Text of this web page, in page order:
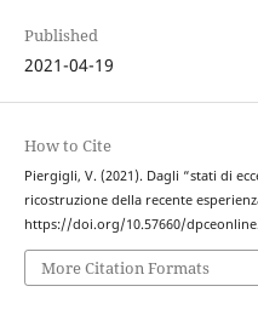
Published
2021-04-19
How to Cite
Piergigli, V. (2021). Dagli “stati di
ricostruzione della recente
https://doi.org/10.57660/
More Citation Formats